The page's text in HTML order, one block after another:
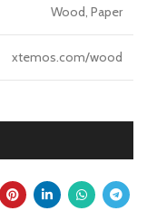
Wood, Paper
xtemos.com/wood